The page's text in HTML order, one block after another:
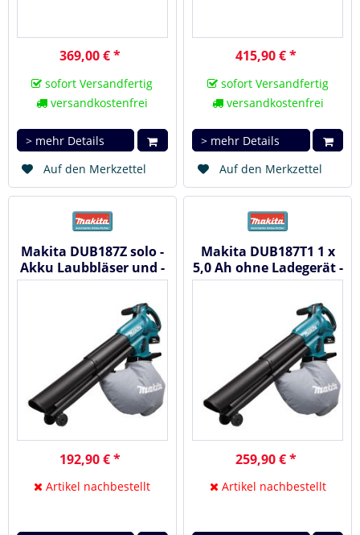
369,00 € *
sofort Versandfertig
versandkostenfrei
> mehr Details
Auf den Merkzettel
415,90 € *
sofort Versandfertig
versandkostenfrei
> mehr Details
Auf den Merkzettel
Makita DUB187Z solo -
Akku Laubbläser und -
sauger 18V
192,90 € *
Artikel nachbestellt
Makita DUB187T1 1 x
5,0 Ah ohne Ladegerät -
Akku Laubbläser und...
259,90 € *
Artikel nachbestellt